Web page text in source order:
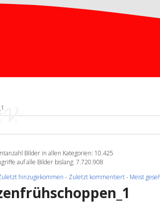
Bilder in allen Kategorien: 10.425
auf alle Bilder bislang: 7.720.908
hinzugekommen - Zuletzt kommentiert- Meist